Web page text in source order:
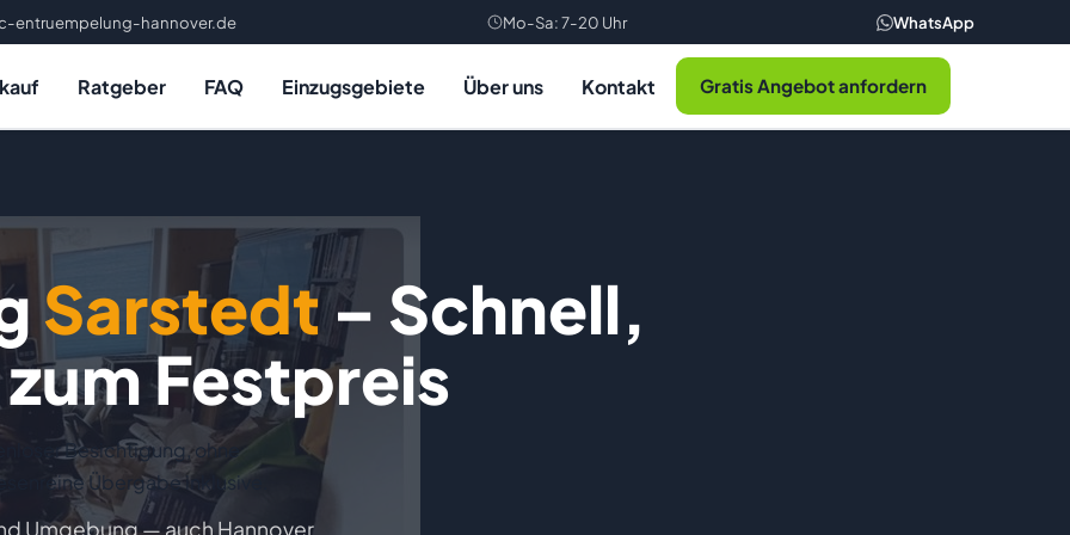
entruempelung-hannover.de Mo-Sa: 7-20 Uhr WhatsApp
Ratgeber FAQ Einzugsgebiete Über uns Kontakt Gratis Angebot anfordern
Sarstedt– Schnell,
Festpreis
Besichtigung, ohne
Übergabe inklusive.
Umgebung — auch Hannover